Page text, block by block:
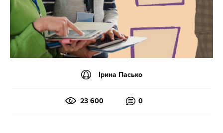
Ірина Пасько
23 600 0